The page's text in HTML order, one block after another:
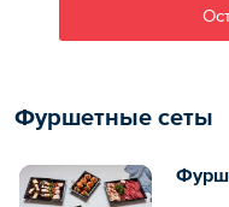
Фуршетные сеты